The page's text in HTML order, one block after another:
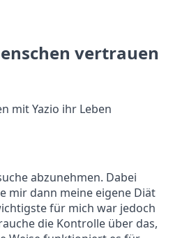
vertrauen
mit Yazio ihr Leben
abzunehmen. Dabei
mir dann meine eigene Diät
für mich war jedoch
die Kontrolle über das,